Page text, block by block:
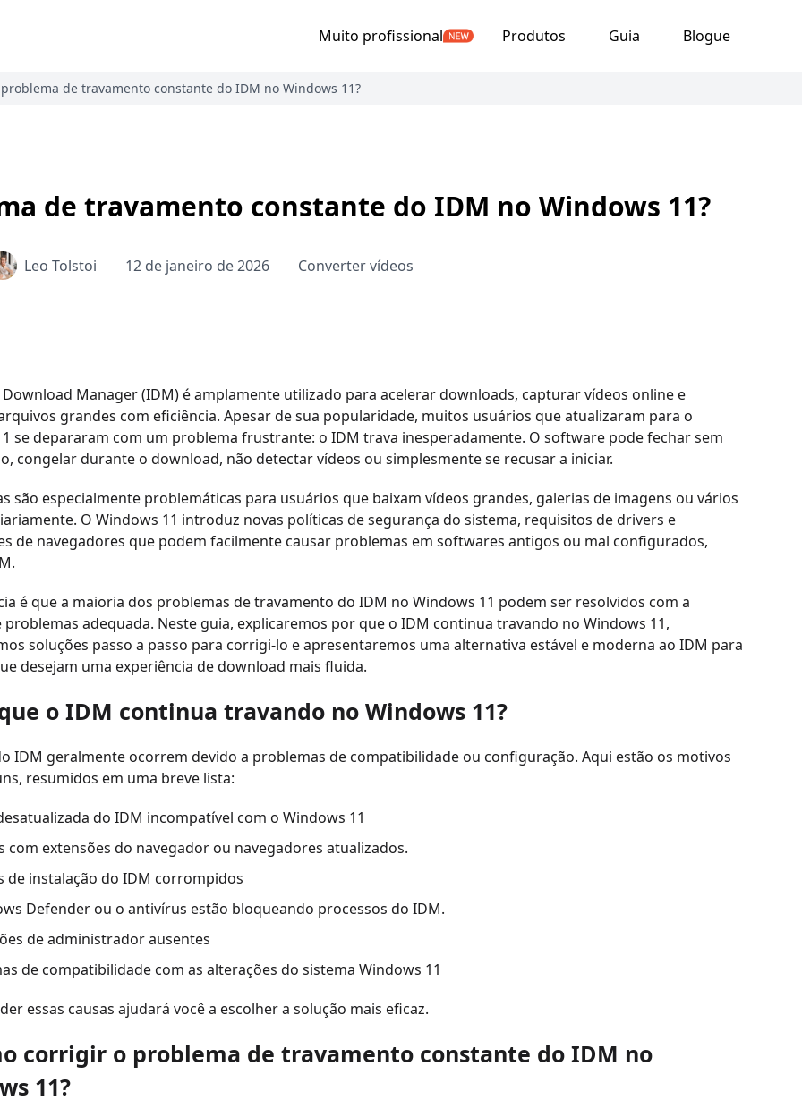
Muito profissional Produtos Guia Blogue
de travamento constante do IDM no Windows 11?
de travamento constante do IDM no Windows 11?
Leo Tolstoi 12 de janeiro de 2026 Converter vídeos
Manager (IDM) é amplamente utilizado para acelerar downloads, capturar vídeos online e
grandes com eficiência. Apesar de sua popularidade, muitos usuários que atualizaram para o
se depararam com um problema frustrante: o IDM trava inesperadamente. O software pode fechar sem
congelar durante o download, não detectar vídeos ou simplesmente se recusar a iniciar.
são especialmente problemáticas para usuários que baixam vídeos grandes, galerias de imagens ou vários
O Windows 11 introduz novas políticas de segurança do sistema, requisitos de drivers e
de navegadores que podem facilmente causar problemas em softwares antigos ou mal configurados,
é que a maioria dos problemas de travamento do IDM no Windows 11 podem ser resolvidos com a
problemas adequada. Neste guia, explicaremos por que o IDM continua travando no Windows 11,
soluções passo a passo para corrigi-lo e apresentaremos uma alternativa estável e moderna ao IDM para
desejam uma experiência de download mais fluida.
o IDM continua travando no Windows 11?
IDM geralmente ocorrem devido a problemas de compatibilidade ou configuração. Aqui estão os motivos
resumidos em uma breve lista:
do IDM incompatível com o Windows 11
com extensões do navegador ou navegadores atualizados.
de instalação do IDM corrompidos
Defender ou o antivírus estão bloqueando processos do IDM.
de administrador ausentes
de compatibilidade com as alterações do sistema Windows 11
essas causas ajudará você a escolher a solução mais eficaz.
corrigir o problema de travamento constante do IDM no
11?